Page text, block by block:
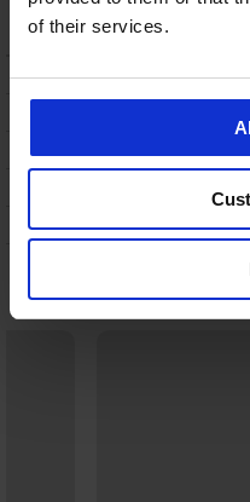
of their services.
POPIS
VÝMĚNA
O ZNAČCE
Mohlo